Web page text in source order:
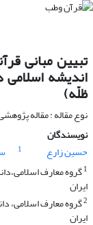
تبیین مبانی
اندیشه اسلامی
ظلّه)
نوع مقاله : مقاله
نویسندگان
حسین زارع
1
1گروه معارف
ایران
2گروه معارف اسلامی،
ایران